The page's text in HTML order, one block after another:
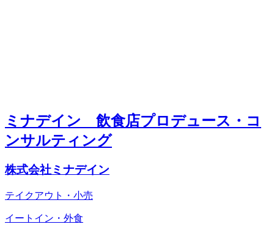
ミナデイン 飲食店プロデュース・コ
ンサルティング
株式会社ミナデイン
テイクアウト・小売
イートイン・外食